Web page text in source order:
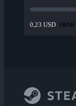
0,23 USD Vétel